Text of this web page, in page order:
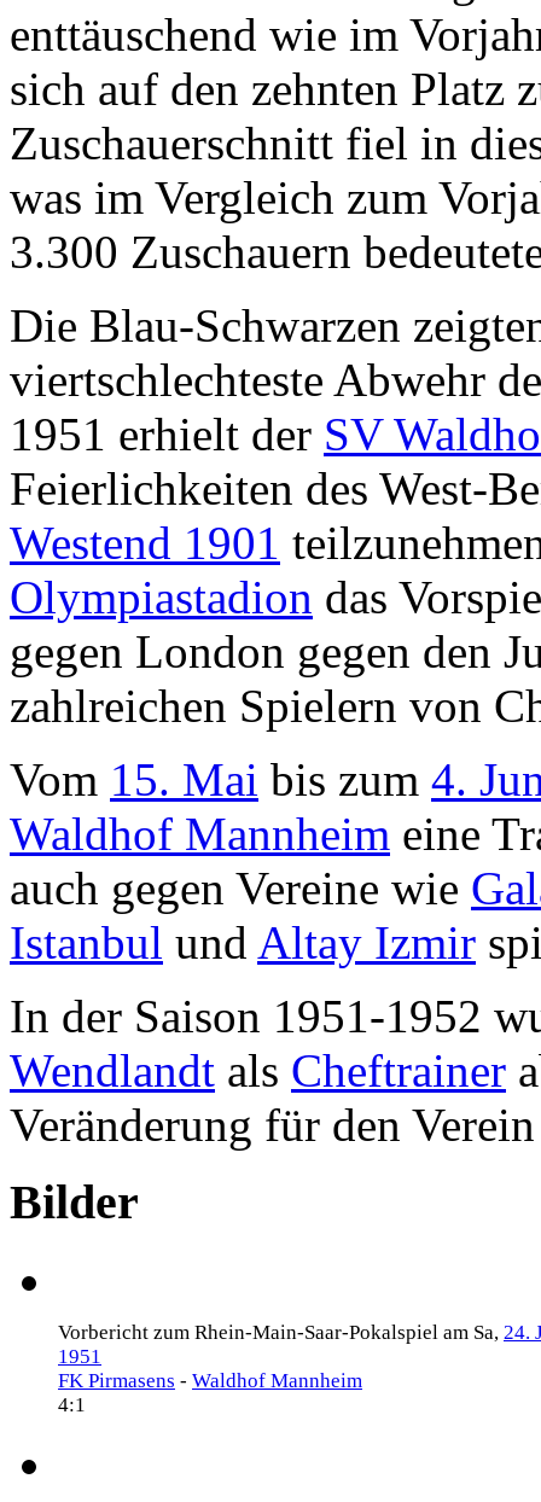
enttäuschend wie im
sich auf den zehnten Platz
Zuschauerschnitt fiel in
was im Vergleich zum
3.300 Zuschauern
Die Blau-Schwarzen
viertschlechteste Abwehr
1951 erhielt der SV
Feierlichkeiten des West-
Westend 1901
Olympiastadion das
gegen London gegen den
zahlreichen Spielern von
Vom 15. Mai bis zum 4.
Waldhof Mannheim eine
auch gegen Vereine wie
Istanbul und Altay Izmir
In der Saison 1951-1952
Wendlandt als Cheftrainer
Veränderung für den
Bilder
Vorbericht zum Rhein-Main-Saar-Pokalspiel am Sa, 24.
1951
FK Pirmasens - Waldhof Mannheim
4:1